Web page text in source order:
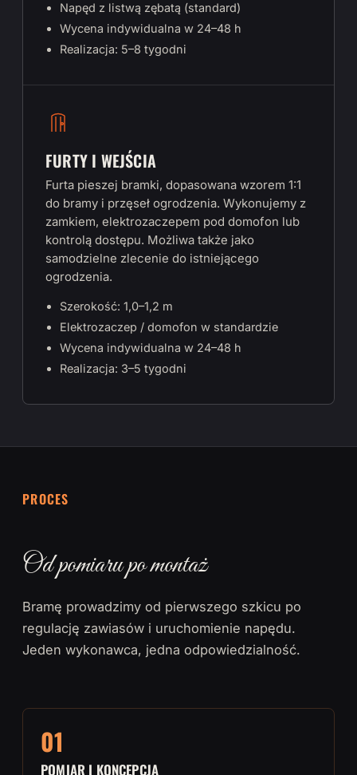
Napęd z listwą zębatą (standard)
Wycena indywidualna w 24–48 h
Realizacja: 5–8 tygodni
FURTY I WEJŚCIA
Furta pieszej bramki, dopasowana wzorem 1:1
do bramy i przęseł ogrodzenia. Wykonujemy z
zamkiem, elektrozaczepem pod domofon lub
kontrolą dostępu. Możliwa także jako
samodzielne zlecenie do istniejącego
ogrodzenia.
Szerokość: 1,0–1,2 m
Elektrozaczep / domofon w standardzie
Wycena indywidualna w 24–48 h
Realizacja: 3–5 tygodni
PROCES
Od pomiaru po montaż
Bramę prowadzimy od pierwszego szkicu po
regulację zawiasów i uruchomienie napędu.
Jeden wykonawca, jedna odpowiedzialność.
01
POMIAR I KONCEPCJA